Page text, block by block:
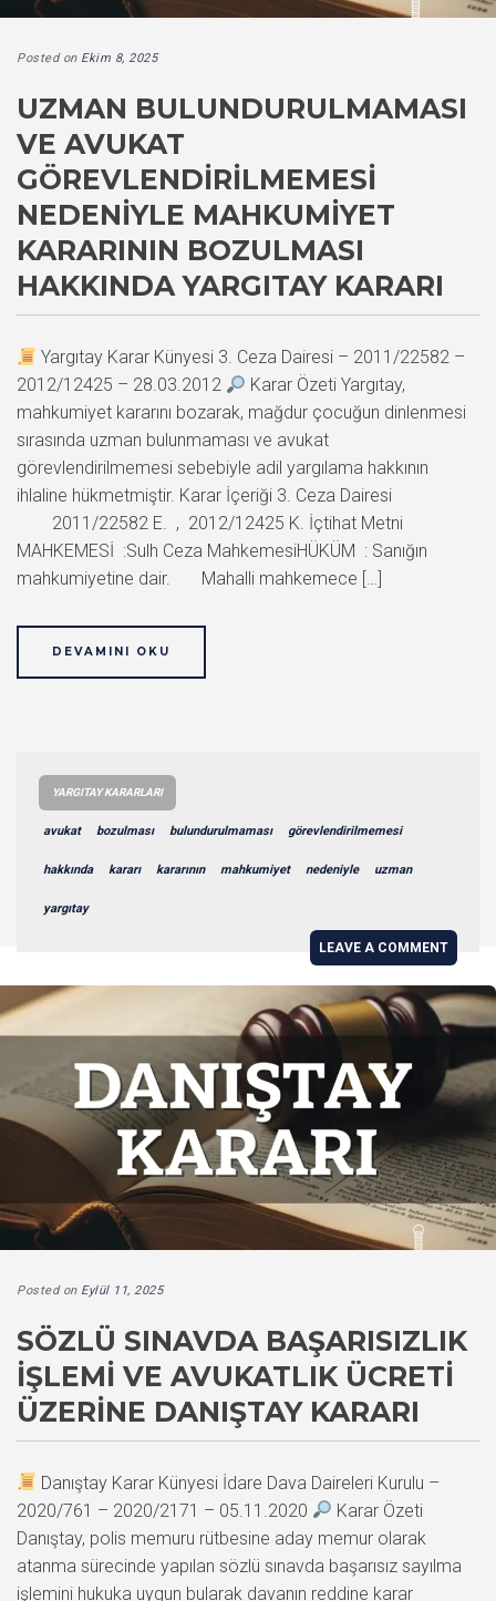
Posted on Ekim 8, 2025
UZMAN BULUNDURULMAMASI
VE AVUKAT
GÖREVLENDIRILMEMESI
NEDENIYLE MAHKUMIYET
KARARININ BOZULMASI
HAKKINDA YARGITAY KARARI
Yargıtay Karar Künyesi 3. Ceza Dairesi – 2011/22582 –
2012/12425 – 28.03.2012
Karar Özeti Yargıtay,
mahkumiyet kararını bozarak, mağdur çocuğun dinlenmesi
sırasında uzman bulunmaması ve avukat
görevlendirilmemesi sebebiyle adil yargılama hakkının
ihlaline hükmetmiştir. Karar İçeriği 3. Ceza Dairesi
2011/22582 E. , 2012/12425 K. İçtihat Metni
MAHKEMESİ :Sulh Ceza MahkemesiHÜKÜM : Sanığın
mahkumiyetine dair. Mahalli mahkemece […]
DEVAMINI OKU
YARGITAY KARARLARI
avukat bozulması bulundurulmaması görevlendirilmemesi
hakkında kararı kararının mahkumiyet nedeniyle uzman
yargıtay
LEAVE A COMMENT
Posted on Eylül 11, 2025
SÖZLÜ SINAVDA BAŞARISIZLIK
İŞLEMI VE AVUKATLIK ÜCRETI
ÜZERINE DANIŞTAY KARARI
Danıştay Karar Künyesi İdare Dava Daireleri Kurulu –
2020/761 – 2020/2171 – 05.11.2020
Karar Özeti
Danıştay, polis memuru rütbesine aday memur olarak
atanma sürecinde yapılan sözlü sınavda başarısız sayılma
işlemini hukuka uygun bularak davanın reddine karar